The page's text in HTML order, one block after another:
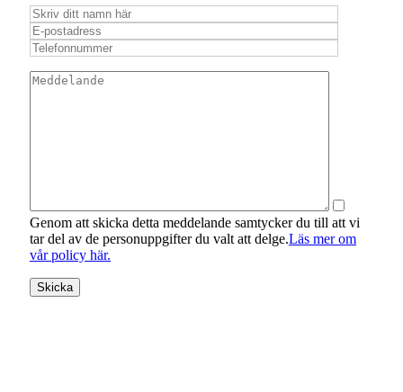
Genom att skicka detta meddelande samtycker du till att vi
tar del av de personuppgifter du valt att delge.Läs mer om
vår policy här.
Skicka